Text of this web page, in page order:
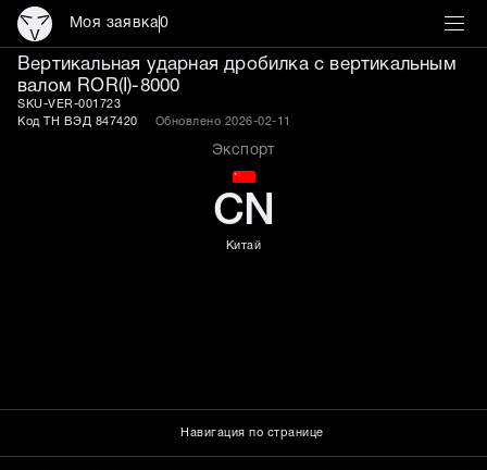
Моя заявка0
Дробилка с
Вертикальная ударная дробилка с вертикальным
валом ROR(I)-8000
SKU-VER-001723
Код ТН ВЭД 847420
Обновлено 2026-02-11
Экспорт
CN
Китай
Навигация по странице